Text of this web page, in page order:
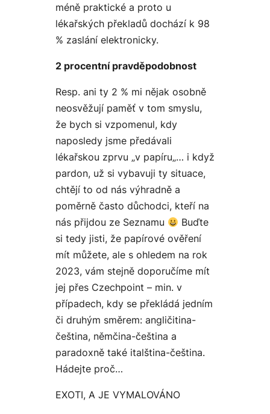
méně praktické a proto u
lékařských překladů dochází k 98
% zaslání elektronicky.
2 procentní pravděpodobnost
Resp. ani ty 2 % mi nějak osobně
neosvěžují paměť v tom smyslu,
že bych si vzpomenul, kdy
naposledy jsme předávali
lékařskou zprvu „v papíru„… i když
pardon, už si vybavuji ty situace,
chtějí to od nás výhradně a
poměrně často důchodci, kteří na
nás přijdou ze Seznamu
Buďte
si tedy jisti, že papírové ověření
mít můžete, ale s ohledem na rok
2023, vám stejně doporučíme mít
jej přes Czechpoint – min. v
případech, kdy se překládá jedním
či druhým směrem: angličitina-
čeština, němčina-čeština a
paradoxně také italština-čeština.
Hádejte proč…
EXOTI, A JE VYMALOVÁNO